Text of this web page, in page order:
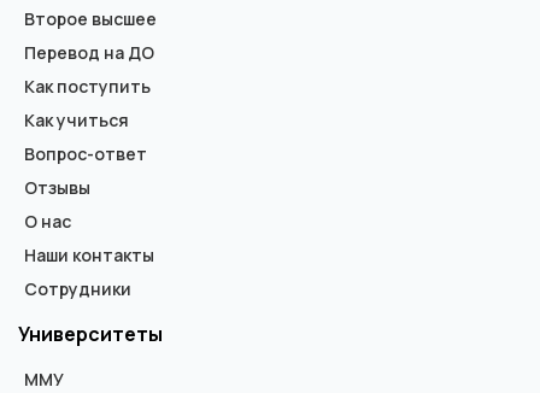
Второе высшее
Перевод на ДО
Как поступить
Как учиться
Вопрос-ответ
Отзывы
О нас
Наши контакты
Сотрудники
Университеты
ММУ